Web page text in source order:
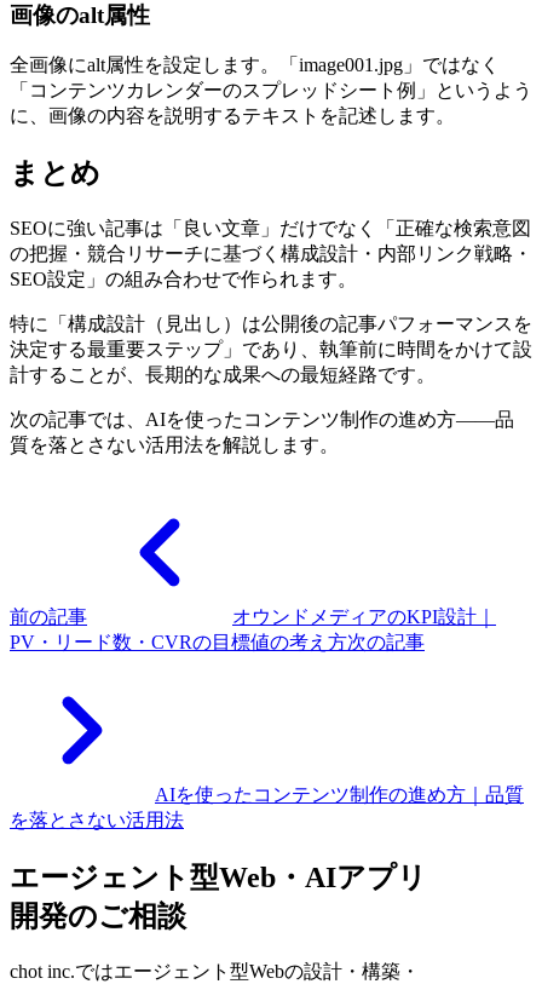
画像のalt属性
全画像にalt属性を設定します。「image001.jpg」ではなく
「コンテンツカレンダーのスプレッドシート例」というよう
に、画像の内容を説明するテキストを記述します。
まとめ
SEOに強い記事は「良い文章」だけでなく「正確な検索意図
の把握・競合リサーチに基づく構成設計・内部リンク戦略・
SEO設定」の組み合わせで作られます。
特に「構成設計（見出し）は公開後の記事パフォーマンスを
決定する最重要ステップ」であり、執筆前に時間をかけて設
計することが、長期的な成果への最短経路です。
次の記事では、AIを使ったコンテンツ制作の進め方——品
質を落とさない活用法を解説します。
前の記事
オウンドメディアのKPI設計｜
PV・リード数・CVRの目標値の考え方次の記事
AIを使ったコンテンツ制作の進め方｜品質
を落とさない活用法
エージェント型Web・AIアプリ
開発のご相談
chot inc.ではエージェント型Webの設計・構築・